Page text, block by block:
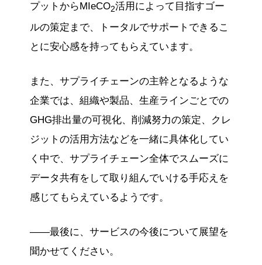
プットからMIeCO2活用によって目指すゴー
ルの策定まで、トータルでサポートできるこ
とに安心感を持ってもらえています。
また、サプライチェーンの主幹となるような
企業では、組織や製品、生産ラインごとでの
GHG排出量の可視化、削減努力の策定、クレ
ジットの活用方法などを一緒に具体化してい
く中で、サプライチェーン全体でスムーズに
データ共有をして取り組んでいける手応えを
感じてもらえているようです。
——最後に、サービスの今後について展望を
聞かせてください。